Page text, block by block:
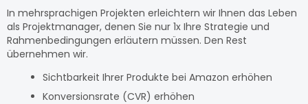
In mehrsprachigen Projekten erleichtern wir Ihnen das Leben
als Projektmanager, denen Sie nur 1x Ihre Strategie und
Rahmenbedingungen erläutern müssen. Den Rest
übernehmen wir.
Sichtbarkeit Ihrer Produkte bei Amazon erhöhen
Konversionsrate (CVR) erhöhen